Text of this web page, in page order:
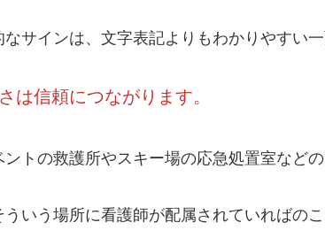
サインは、文字表記よりもわかりやすい一
は信頼につながります。
ントの救護所やスキー場の応急処置室など
ういう場所に看護師が配属されていればのこ